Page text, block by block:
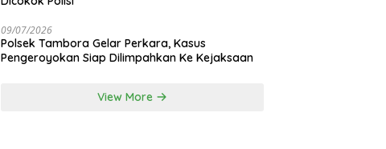
09/07/2026
Polsek Tambora Gelar Perkara, Kasus
Pengeroyokan Siap Dilimpahkan Ke Kejaksaan
View More